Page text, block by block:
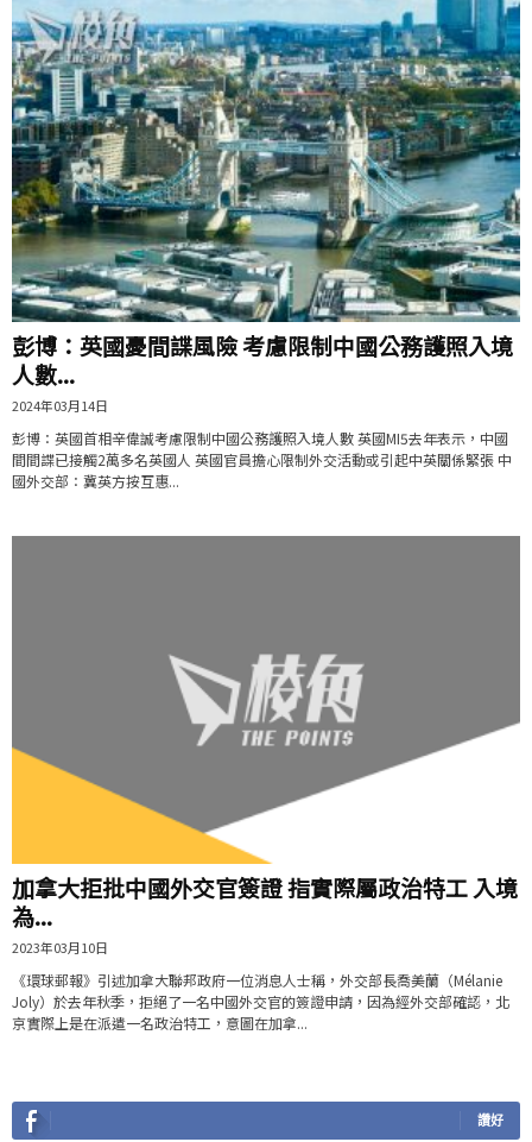
彭博：英國憂間諜風險 考慮限制中國公務護照入境
人數...
2024年03月14日
彭博：英國首相辛偉誠考慮限制中國公務護照入境人數 英國MI5去年表示，中國
間間諜已接觸2萬多名英國人 英國官員擔心限制外交活動或引起中英關係緊張 中
國外交部：冀英方按互惠...
加拿大拒批中國外交官簽證 指實際屬政治特工 入境
為...
2023年03月10日
《環球郵報》引述加拿大聯邦政府一位消息人士稱，外交部長喬美蘭（Mélanie
Joly）於去年秋季，拒絕了一名中國外交官的簽證申請，因為經外交部確認，北
京實際上是在派遣一名政治特工，意圖在加拿...
讚好